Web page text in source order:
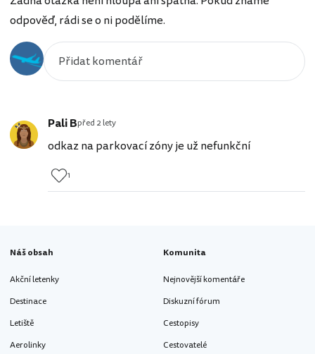
odpověď, rádi se o ni podělíme.
Pali Bpřed 2 lety
odkaz na parkovací zóny je už nefunkční
1
Náš obsah
Akční letenky
Destinace
Letiště
Aerolinky
Komunita
Nejnovější komentáře
Diskuzní fórum
Cestopisy
Cestovatelé